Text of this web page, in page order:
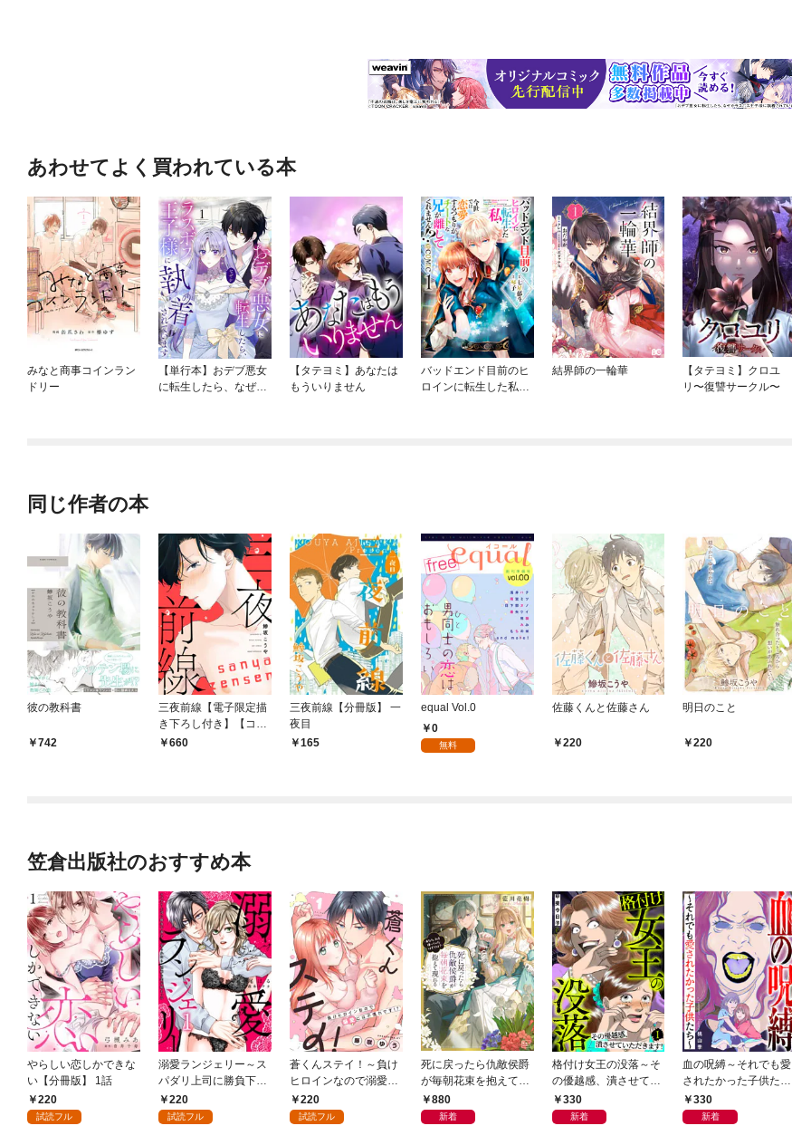
あわせてよく買われている本
みなと商事コインラン
ドリー
【単行本】おデブ悪女
に転生したら、なぜか
【タテヨミ】あなたは
もういりません
バッドエンド目前のヒ
ロインに転生した私、
結界師の一輪華
【タテヨミ】クロユ
リ〜復讐サークル〜
同じ作者の本
彼の教科書
742
三夜前線【電子限定描
き下ろし付き】【コミ
ックス版】
660
三夜前線【分冊版】 一
夜目
165
equal Vol.0
0
無料
佐藤くんと佐藤さん
220
明日のこと
220
笠倉出版社のおすすめ本
やらしい恋しかできな
い【分冊版】 1話
220
試読フル
溺愛ランジェリー～ス
パダリ上司に勝負下着
を見られたら淫靡な恋
が始まった～【分冊
220
試読フル
蒼くんステイ！～負け
ヒロインなので溺愛に
は不慣れです！？～
【分冊版】 1話
220
試読フル
死に戻ったら仇敵侯爵
が毎朝花束を抱えて現
れる -あなた、私を嫌
っていたはずでは？-
880
新着
格付け女王の没落～そ
の優越感、潰させてい
ただきます！～ 1巻
330
新着
血の呪縛～それでも愛
されたかった子供たち
～330
新着